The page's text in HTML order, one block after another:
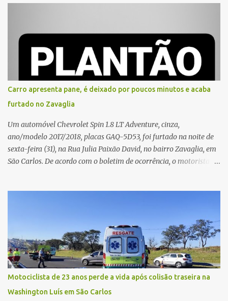
proximidades. Ainda conforme o registro policial, a vítima relatou
que, ao receber a entrega, voltou a ser ofendida com palavras de
baixo calão e insultos. Ela informou à Polícia Civil que mora
sozinha e que se sentiu ameaçada, coagida e humilhada com a
situação. Fonte: São Carlos Agora
Carro apresenta pane, é deixado por poucos minutos e acaba
furtado no Zavaglia
Um automóvel Chevrolet Spin 1.8 LT Adventure, cinza,
ano/modelo 2017/2018, placas GAQ-5D53, foi furtado na noite de
sexta-feira (31), na Rua Julia Paixão David, no bairro Zavaglia, em
São Carlos. De acordo com o boletim de ocorrência, o motorista
permaneceu com a chave de ignição e se ausentou do local por
cerca de dez minutos para buscar ajuda. Ao retornar, constatou
que o automóvel havia desaparecido. A vítima realizou buscas
pelas imediações, mas não conseguiu localizar o veículo.
Conforme o boletim, um menino de aproximadamente 10 anos
relatou ter visto a Spin passando pelo local fazendo um forte ruído,
característica compatível com o problema mecânico que o veículo
Motociclista de 23 anos perde a vida após colisão traseira na
Washington Luís em São Carlos